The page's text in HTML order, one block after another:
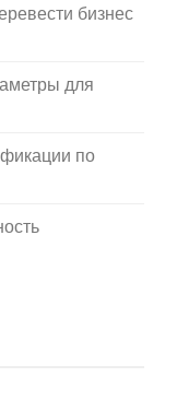
бизнес
для
по